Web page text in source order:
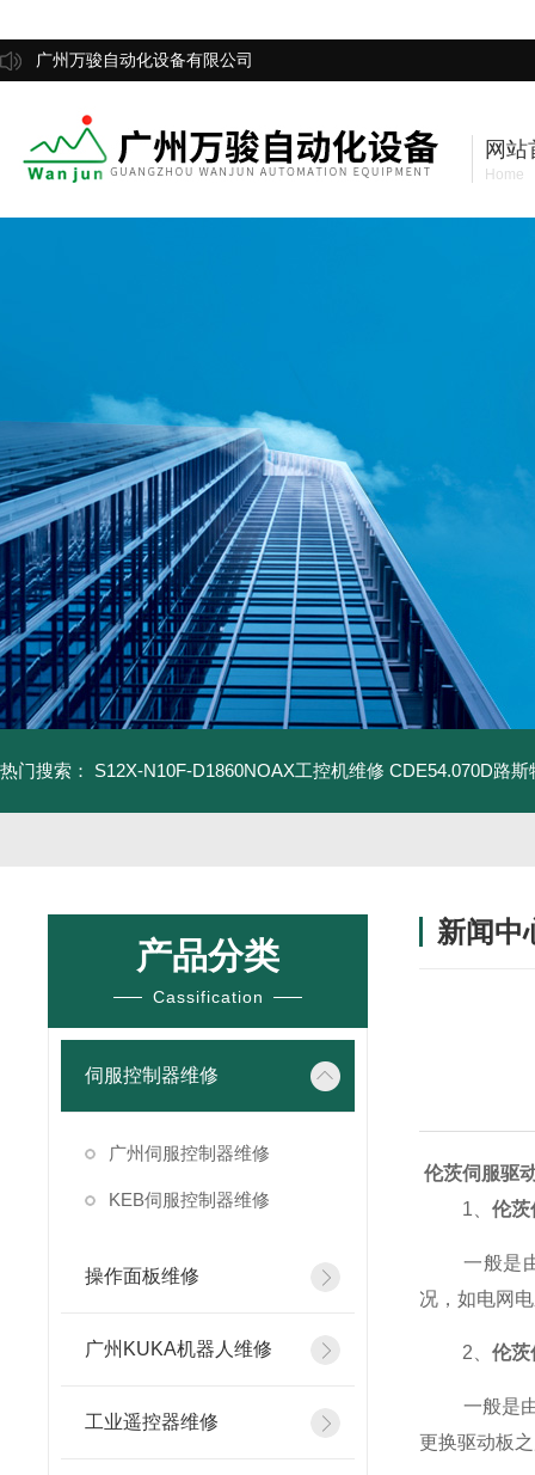
广州万骏自动化设备有限公司
网站
Home
热门搜索： S12X-N10F-D1860NOAX工控机维修 CDE54.070D路
产品分类
Cassification
伺服控制器维修
广州伺服控制器维修
KEB伺服控制器维修
操作面板维修
广州KUKA机器人维修
工业遥控器维修
新闻中
伦茨伺服驱
1、伦茨
一般是由
况，如电网
2、伦茨
一般是由于
更换驱动板